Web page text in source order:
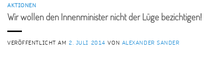
AKTIONEN
Wir wollen den Innenminister nicht der Lüge bezichtigen!
VERÖFFENTLICHT AM 2. JULI 2014 VON ALEXANDER SANDER